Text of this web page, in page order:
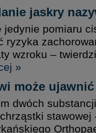
jaskry
jedynie pomiaru
ryzyka
wzroku –
»
może
dwóch